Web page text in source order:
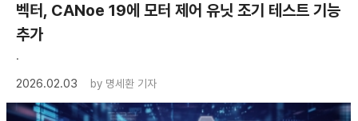
벡터, CANoe 19에 모터 제어 유닛 조기 테스트 기능
추가
.
2026.02.03
by 명세환 기자